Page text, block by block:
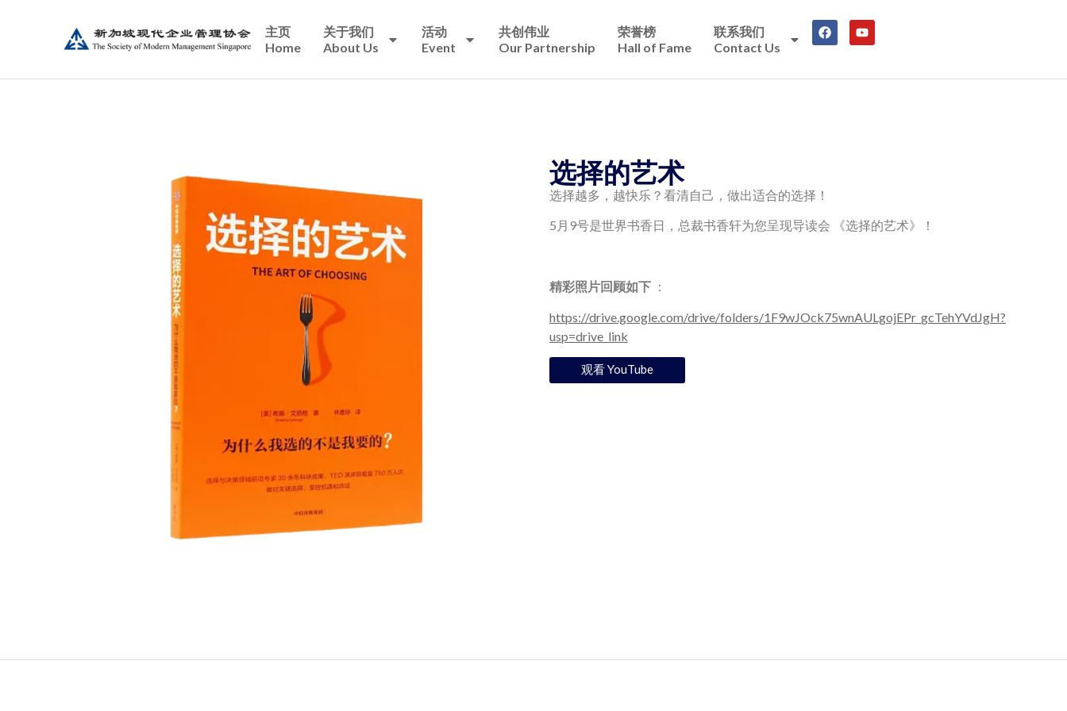
主页
Home
关于我们
About Us
活动
Event
共创伟业
Our Partnership
荣誉榜
Hall of Fame
联系我们
Contact Us
选择的艺术
选择越多，越快乐？看清自己，做出适合的选择！
5月9号是世界书香日，总裁书香轩为您呈现导读会 《选择的艺术》！
精彩照片回顾如下 ：
https://drive.google.com/drive/folders/1F9wJOck75wnAULgojEPr_gcTehYVdJgH?
usp=drive_link
观看 YouTube